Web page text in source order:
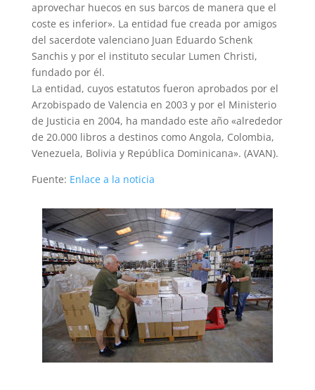
aprovechar huecos en sus barcos de manera que el
coste es inferior». La entidad fue creada por amigos
del sacerdote valenciano Juan Eduardo Schenk
Sanchis y por el instituto secular Lumen Christi,
fundado por él.
La entidad, cuyos estatutos fueron aprobados por el
Arzobispado de Valencia en 2003 y por el Ministerio
de Justicia en 2004, ha mandado este año «alrededor
de 20.000 libros a destinos como Angola, Colombia,
Venezuela, Bolivia y República Dominicana». (AVAN).
Fuente: Enlace a la noticia